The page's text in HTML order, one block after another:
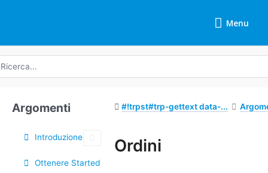
Menu
Menu
Argomenti
Introduzione
Ottenere Started
#!trpst#trp-gettext data-...
Ordini
Tag